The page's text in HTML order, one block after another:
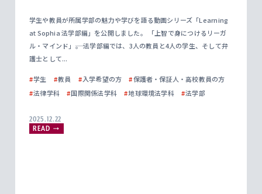
学生や教員が所属学部の魅力や学びを語る動画シリーズ「Learning
at Sophia 法学部編」を公開しました。 「上智で身につけるリーガ
ル・マインド」――。 法学部編では、3人の教員と4人の学生、そして弁
護士として...
#学生 #教員 #入学希望の方 #保護者・保証人・高校教員の方
#法律学科 #国際関係法学科 #地球環境法学科 #法学部
2025.12.22
READ